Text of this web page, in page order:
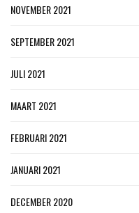
NOVEMBER 2021
SEPTEMBER 2021
JULI 2021
MAART 2021
FEBRUARI 2021
JANUARI 2021
DECEMBER 2020